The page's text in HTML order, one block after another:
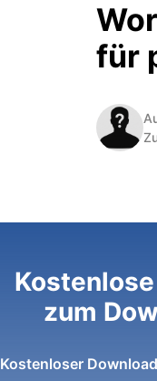
für
zum
Kostenloser Download